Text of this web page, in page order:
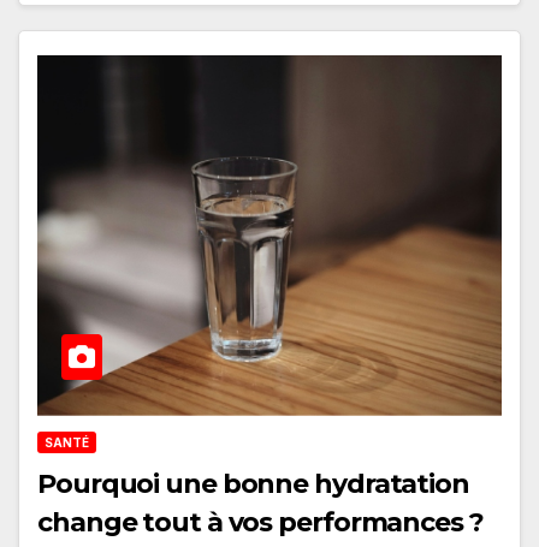
SANTÉ
Pourquoi une bonne hydratation
change tout à vos performances ?